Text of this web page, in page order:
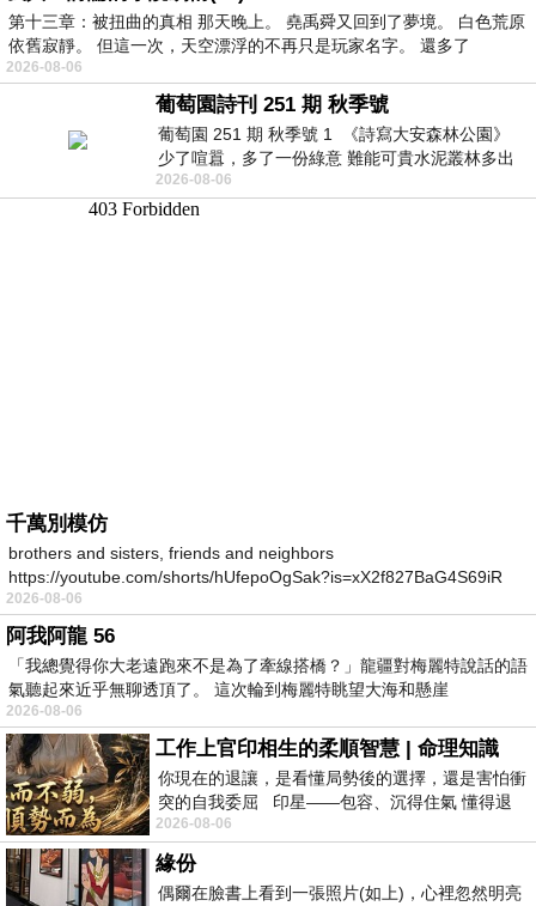
第十三章：被扭曲的真相 那天晚上。 堯禹舜又回到了夢境。 白色荒原
依舊寂靜。 但這一次，天空漂浮的不再只是玩家名字。 還多了
2026-08-06
葡萄園詩刊 251 期 秋季號
葡萄園 251 期 秋季號 1 《詩寫大安森林公園》
少了喧囂，多了一份綠意 難能可貴水泥叢林多出
一
2026-08-06
千萬別模仿
brothers and sisters, friends and neighbors
https://youtube.com/shorts/hUfepoOgSak?is=xX2f827BaG4S69iR
https
2026-08-06
阿我阿龍 56
「我總覺得你大老遠跑來不是為了牽線搭橋？」龍疆對梅麗特說話的語
氣聽起來近乎無聊透頂了。 這次輪到梅麗特眺望大海和懸崖
2026-08-06
工作上官印相生的柔順智慧 | 命理知識
你現在的退讓，是看懂局勢後的選擇，還是害怕衝
突的自我委屈 印星——包容、沉得住氣 懂得退
一步觀察，不會
2026-08-06
緣份
偶爾在臉書上看到一張照片(如上)，心裡忽然明亮